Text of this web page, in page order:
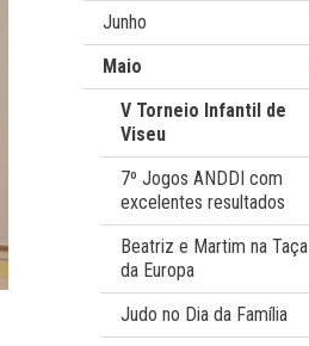
Junho
Maio
V Torneio Infantil de
Viseu
7º Jogos ANDDI com
excelentes resultados
Beatriz e Martim na Taça
da Europa
Judo no Dia da Família